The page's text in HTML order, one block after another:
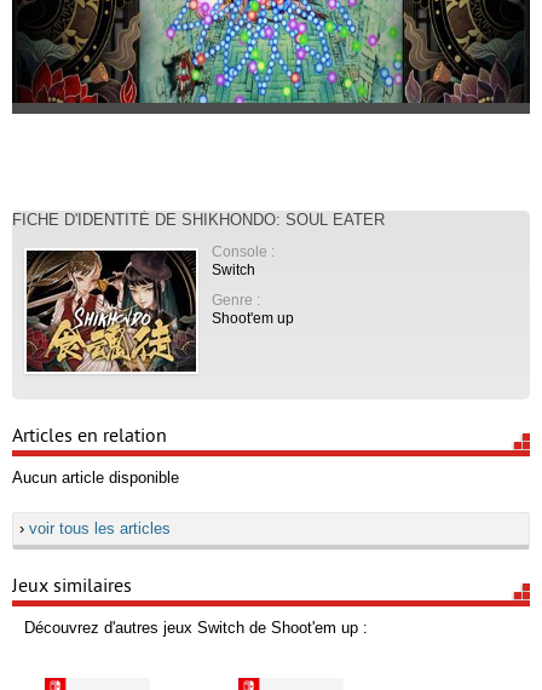
FICHE D'IDENTITÉ DE SHIKHONDO: SOUL EATER
Console :
Switch
Genre :
Shoot'em up
Articles en relation
Aucun article disponible
› voir tous les articles
Jeux similaires
Découvrez d'autres jeux Switch de Shoot'em up :